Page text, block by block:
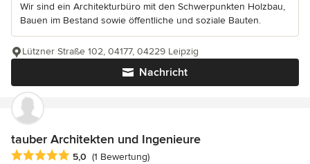
Wir sind ein Architekturbüro mit den Schwerpunkten Holzbau,
Bauen im Bestand sowie öffentliche und soziale Bauten.
Nachricht
Lützner Straße 102, 04177, 04229 Leipzig
tauber Architekten und Ingenieure
Durchschnittliche Bewertung: 5 von 5 Sternen
5,0 (1 Bewertung)